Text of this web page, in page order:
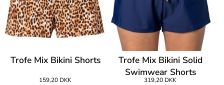
Trofe Mix Bikini Shorts
159,20 DKK
Trofe Mix Bikini Solid
Swimwear Shorts
319,20 DKK